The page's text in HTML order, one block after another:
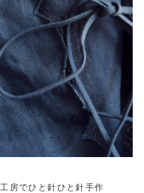
房でひと針ひと針手作